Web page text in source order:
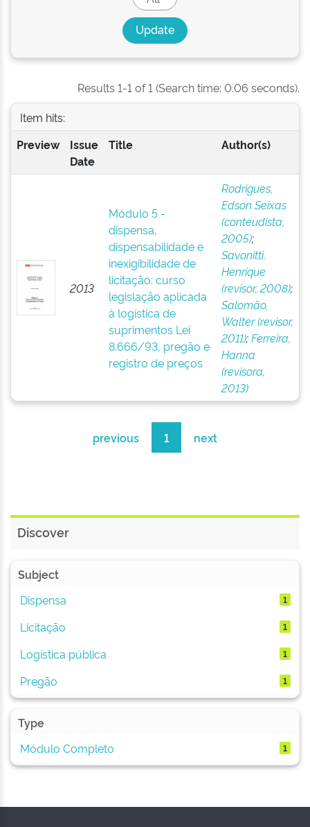
Results 1-1 of 1 (Search time: 0.06 seconds).
Item hits:
Preview
Issue
Date
Title Author(s)
2013
Módulo 5 -
dispensa,
dispensabilidade e
inexigibilidade de
licitação: curso
legislação aplicada
à logística de
suprimentos Lei
8.666/93, pregão e
registro de preços
Rodrigues,
Edson Seixas
(conteudista,
2005);
Savonitti,
Henrique
(revisor, 2008);
Salomão,
Walter (revisor,
2011);Ferreira,
Hanna
(revisora,
2013)
previous 1 next
Discover
Subject
Dispensa
1
Licitação 1
Logística pública 1
Pregão 1
Type
Módulo Completo
1